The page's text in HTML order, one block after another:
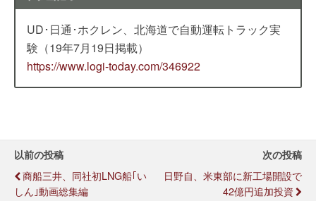
UD･日通･ホクレン、北海道で自動運転トラック実
験（19年7月19日掲載）
https://www.logi-today.com/346922
以前の投稿
商船三井、同社初LNG船｢い
しん｣動画総集編
次の投稿
日野自、米東部に新工場開設で
42億円追加投資